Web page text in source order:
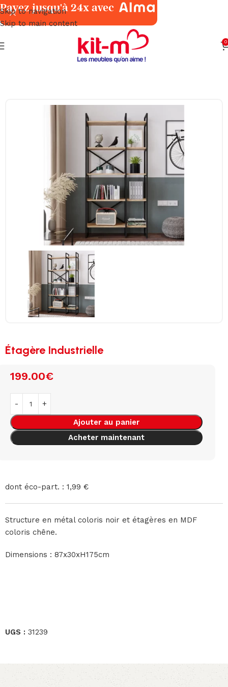
Skip to navigation
Skip to main content
0
Meubles Chaussures & Petits Meubles
Étagère Industrielle
199.00€
Ajouter au panier
Acheter maintenant
dont éco-part. : 1,99 €
Structure en métal coloris noir et étagères en MDF
coloris chêne.
Dimensions : 87x30xH175cm
UGS : 31239
Payez jusqu'à 24x avec